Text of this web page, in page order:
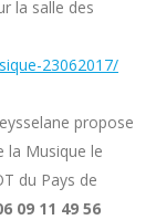
la salle des
23062017/
propose
la Musique le
du Pays de
09 11 49 56